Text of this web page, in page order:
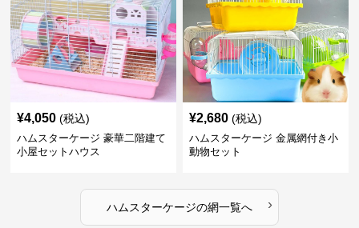
¥4,050 (税込)
ハムスターケージ 豪華二階建て
小屋セットハウス
¥2,680 (税込)
ハムスターケージ 金属網付き小
動物セット
ハムスターケージの網一覧へ ›